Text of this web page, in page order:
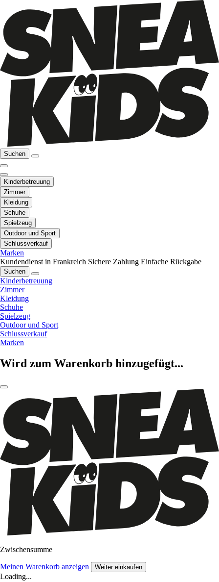
Suchen
Kinderbetreuung
Zimmer
Kleidung
Schuhe
Spielzeug
Outdoor und Sport
Schlussverkauf
Marken
Kundendienst in Frankreich Sichere Zahlung Einfache Rückgabe
Suchen
Kinderbetreuung
Zimmer
Kleidung
Schuhe
Spielzeug
Outdoor und Sport
Schlussverkauf
Marken
Wird zum Warenkorb hinzugefügt...
Zwischensumme
Meinen Warenkorb anzeigen Weiter einkaufen
Loading...